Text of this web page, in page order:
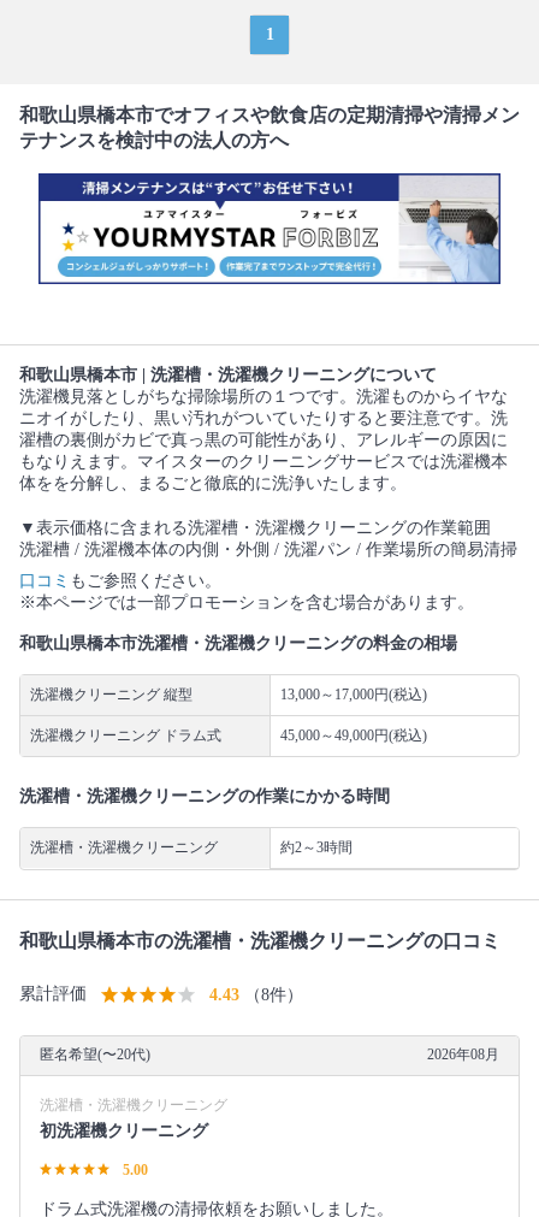
1
和歌山県橋本市でオフィスや飲食店の定期清掃や清掃メン
テナンスを検討中の法人の方へ
和歌山県橋本市 | 洗濯槽・洗濯機クリーニングについて
洗濯機見落としがちな掃除場所の１つです。洗濯ものからイヤな
ニオイがしたり、黒い汚れがついていたりすると要注意です。洗
濯槽の裏側がカビで真っ黒の可能性があり、アレルギーの原因に
もなりえます。マイスターのクリーニングサービスでは洗濯機本
体をを分解し、まるごと徹底的に洗浄いたします。
▼表示価格に含まれる洗濯槽・洗濯機クリーニングの作業範囲
洗濯槽 / 洗濯機本体の内側・外側 / 洗濯パン / 作業場所の簡易清掃
口コミ もご参照ください。
※本ページでは一部プロモーションを含む場合があります。
和歌山県橋本市洗濯槽・洗濯機クリーニングの料金の相場
洗濯機クリーニング 縦型 13,000～17,000円(税込)
洗濯機クリーニング ドラム式 45,000～49,000円(税込)
洗濯槽・洗濯機クリーニングの作業にかかる時間
洗濯槽・洗濯機クリーニング 約2～3時間
和歌山県橋本市の洗濯槽・洗濯機クリーニングの口コミ
累計評価 4.43 （8件）
匿名希望(〜20代) 2026年08月
洗濯槽・洗濯機クリーニング
初洗濯機クリーニング
5.00
ドラム式洗濯機の清掃依頼をお願いしました。